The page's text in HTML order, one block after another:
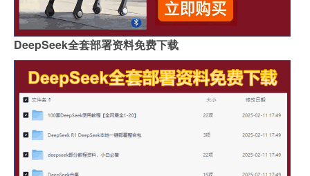
DeepSeek全套部署资料免费下载